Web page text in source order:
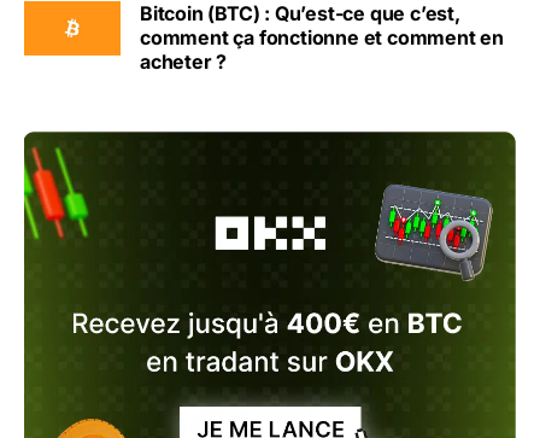
Bitcoin (BTC) : Qu’est-ce que c’est,
comment ça fonctionne et comment en
acheter ?